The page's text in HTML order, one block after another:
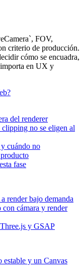
FOV,
criterio de producción.
cómo se encuadra,
importa en UX y
del renderer
no se eligen al
cuándo no
fase
render bajo demanda
con cámara y render
y GSAP
estable y un Canvas